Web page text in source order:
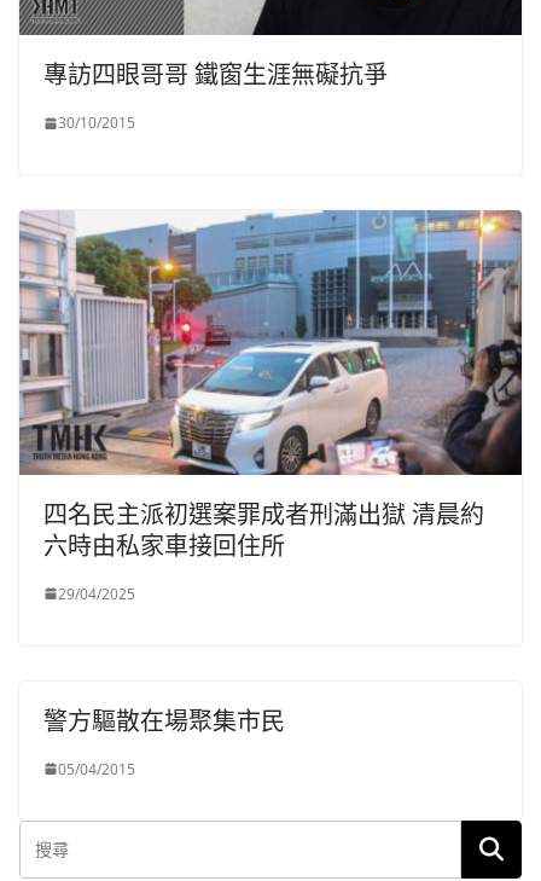
專訪四眼哥哥 鐵窗生涯無礙抗爭
30/10/2015
四名民主派初選案罪成者刑滿出獄 清晨約
六時由私家車接回住所
29/04/2025
警方驅散在場聚集市民
05/04/2015